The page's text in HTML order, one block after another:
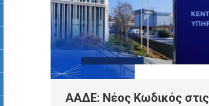
ΑΑΔΕ: Νέος Κωδικός στις